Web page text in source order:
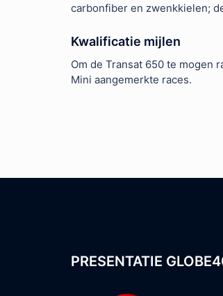
carbonfiber en zwenkkielen;
Kwalificatie mijlen
Om de Transat 650 te mogen
Mini aangemerkte races.
PRESENTATIE